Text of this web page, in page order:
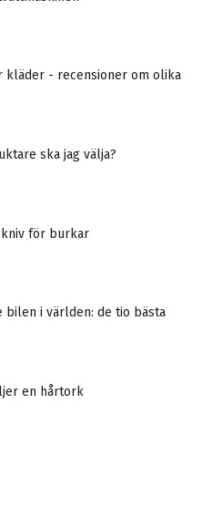
kläder - recensioner om olika
ska jag välja?
för burkar
bilen i världen: de tio bästa
en hårtork